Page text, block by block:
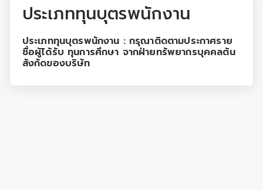
ประเภททุนบุตรพนักงาน
ประเภททุนบุตรพนักงาน : กรุณาติดตามประกาศราย
ชื่อผู้ได้รับ ทุนการศึกษา จากฝ่ายทรัพยากรบุคคลต้น
สังกัดของบริษัท